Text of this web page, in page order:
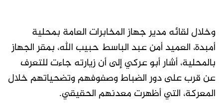
وخلال لقائه مدير جهاز المخابرات العامة بمحلية
أمبدة، العميد أمن عبد الباسط حبيب الله، بمقر الجهاز
بالمحلية، أشار أبو عركي إلى أن زيارته جاءت للتعرف
عن قرب على دور الضباط وصفوفهم وتضحياتهم خلال
المعركة، التي أظهرت معدنهم الحقيقي.